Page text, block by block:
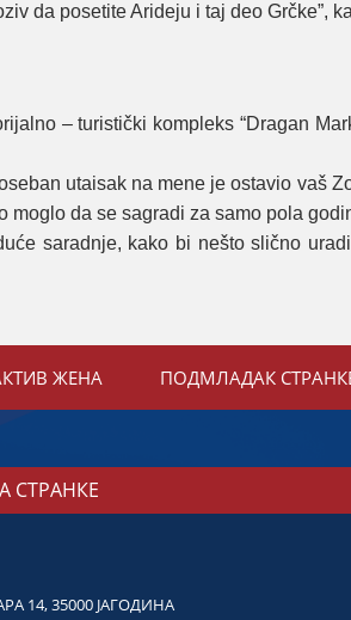
da posetite Arideju i taj deo Grčke”,
– turistički kompleks “Dragan
utaisak na mene je ostavio vaš
moglo da se sagradi za samo pola
saradnje, kako bi nešto slično
ЖЕНА ПОДМЛАДАК
СТРАНКЕ
14, 35000 ЈАГОДИНА